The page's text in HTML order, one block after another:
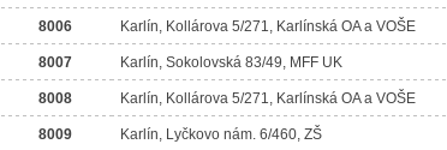
8006 Karlín, Kollárova 5/271, Karlínská OA a VOŠE
8007 Karlín, Sokolovská 83/49, MFF UK
8008 Karlín, Kollárova 5/271, Karlínská OA a VOŠE
8009 Karlín, Lyčkovo nám. 6/460, ZŠ